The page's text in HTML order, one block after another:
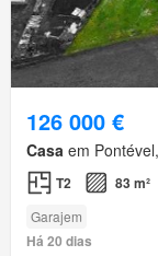
126 000 €
Casa em
T2 83 m²
Garajem
Há 20 dias